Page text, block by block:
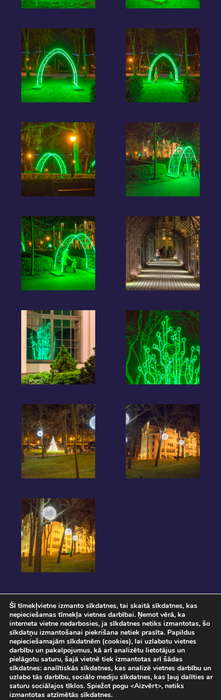
Pasākuma norise tiks fotografēta un filmēta. Ar savu ierašanos pasākumā, Jūs
sniedzat piekrišanu savu personas datu apstrādei.
Sadarbībā arSIA "DATATEKS"
© Staro Rīga 2026
Šī tīmekļvietne izmanto sīkdatnes, tai skaitā sīkdatnes, kas
nepieciešamas tīmekļa vietnes darbībai. Ņemot vērā, ka
interneta vietne nedarbosies, ja sīkdatnes netiks izmantotas, šo
sīkdatņu izmantošanai piekrišana netiek prasīta. Papildus
nepieciešamajām sīkdatnēm (cookies), lai uzlabotu vietnes
darbību un pakalpojumus, kā arī analizētu lietotājus un
pielāgotu saturu, šajā vietnē tiek izmantotas arī šādas
sīkdatnes: analītiskās sīkdatnes, kas analizē vietnes darbību un
uzlabo tās darbību, sociālo mediju sīkdatnes, kas ļauj dalīties ar
saturu sociālajos tīklos. Spiežot pogu <Aizvērt>, netiks
izmantotas atzīmētās sīkdatnes.